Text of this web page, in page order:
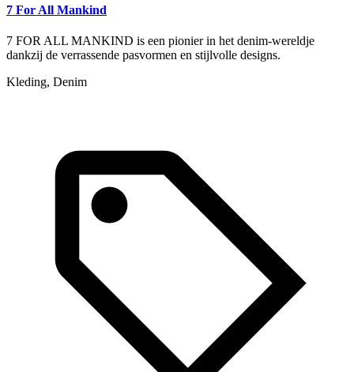
7 For All Mankind
7 FOR ALL MANKIND is een pionier in het denim-wereldje
dankzij de verrassende pasvormen en stijlvolle designs.
Kleding, Denim